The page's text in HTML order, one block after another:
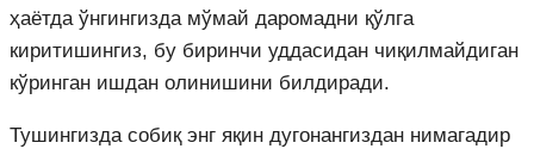
ҳаётда ўнгингизда мўмай даромадни қўлга
киритишингиз, бу биринчи уддасидан чиқилмайдиган
кўринган ишдан олинишини билдиради.
Тушингизда собиқ энг яқин дугонангиздан нимагадир